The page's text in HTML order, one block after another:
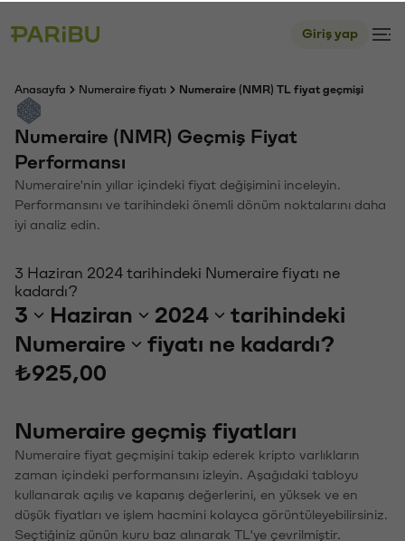
Giriş yap
Anasayfa Numeraire fiyatı Numeraire (NMR) TL fiyat geçmişi
Numeraire (NMR) Geçmiş Fiyat
Performansı
Numeraire'nin yıllar içindeki fiyat değişimini inceleyin.
Performansını ve tarihindeki önemli dönüm noktalarını daha
iyi analiz edin.
3 Haziran 2024 tarihindeki Numeraire fiyatı ne
kadardı?
3 Haziran 2024
tarihindeki
Numeraire
fiyatı ne kadardı?
₺925,00
Numeraire geçmiş fiyatları
Numeraire fiyat geçmişini takip ederek kripto varlıkların
zaman içindeki performansını izleyin. Aşağıdaki tabloyu
kullanarak açılış ve kapanış değerlerini, en yüksek ve en
düşük fiyatları ve işlem hacmini kolayca görüntüleyebilirsiniz.
Seçtiğiniz günün kuru baz alınarak TL'ye çevrilmiştir.